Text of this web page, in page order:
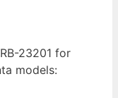
23201 for
models: